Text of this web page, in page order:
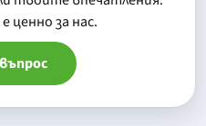
ценно за нас.